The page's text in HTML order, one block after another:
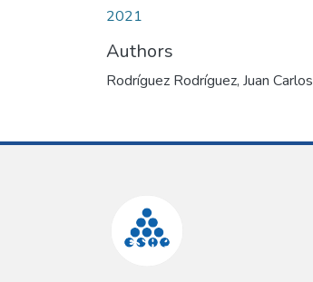
2021
Authors
Rodríguez Rodríguez, Juan Carlos